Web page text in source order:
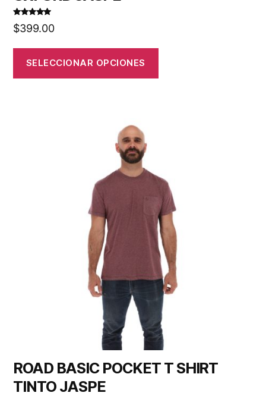
Valorado en
5.00de 5
$399.00
SELECCIONAR OPCIONES
ROAD BASIC POCKET T SHIRT
TINTO JASPE